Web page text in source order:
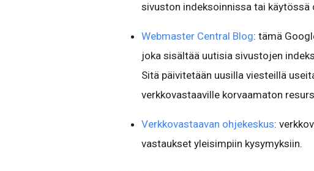
sivuston indeksoinnissa tai käytössä
Webmaster Central Blog: tämä
joka sisältää uutisia sivustojen
Sitä päivitetään uusilla viesteillä
verkkovastaaville korvaamaton
Verkkovastaavan ohjekeskus:
vastaukset yleisimpiin kysymyksiin.